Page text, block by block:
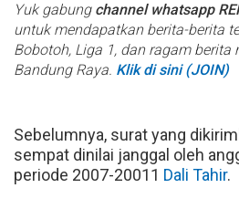
Yuk gabung channel whatsapp
untuk mendapatkan berita-berita
Bobotoh, Liga 1, dan ragam berita
Bandung Raya. Klik di sini (JOIN)
Sebelumnya, surat yang
sempat dinilai janggal oleh
periode 2007-20011 Dali Tahir.